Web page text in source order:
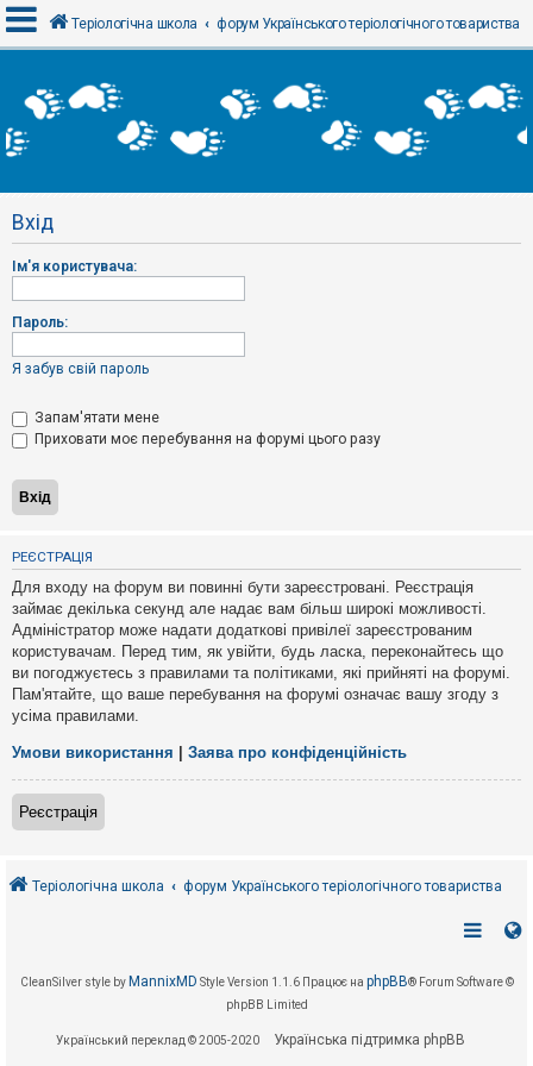
х
і
Р
є
т
р
а
і
Т
м
и
б
з
в
і
д
п
о
в
і
д
е
й
А
к
т
и
і
Теріологічна школа форум Українського теріологічного товариства
Вхід
Ім'я користувача:
Пароль:
Я забув свій пароль
Запам'ятати мене
Приховати моє перебування на форумі цього разу
РЕЄСТРАЦІЯ
Для входу на форум ви повинні бути зареєстровані. Реєстрація
займає декілька секунд але надає вам більш широкі можливості.
Адміністратор може надати додаткові привілеї зареєстрованим
користувачам. Перед тим, як увійти, будь ласка, переконайтесь що
ви погоджуєтесь з правилами та політиками, які прийняті на форумі.
Пам'ятайте, що ваше перебування на форумі означає вашу згоду з
усіма правилами.
Умови використання Заява про конфіденційність
Реєстрація
Теріологічна школа форум Українського теріологічного товариства
CleanSilver style by MannixMD Style Version 1.1.6 Працює на phpBB® Forum Software ©
phpBB Limited
Український переклад © 2005-2020 Українська підтримка phpBB